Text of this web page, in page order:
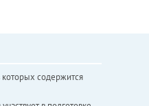
содержится